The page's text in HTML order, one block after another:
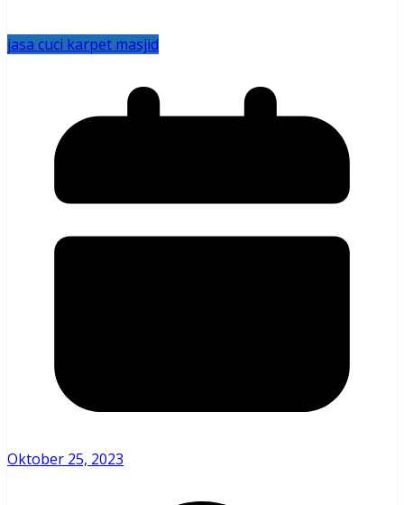
jasa cuci karpet masjid
Oktober 25, 2023